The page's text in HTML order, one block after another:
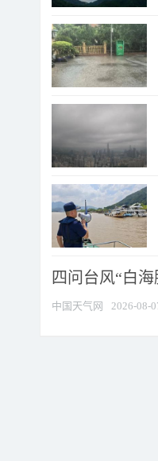
四问台风“白
中国天气网 2026-08-